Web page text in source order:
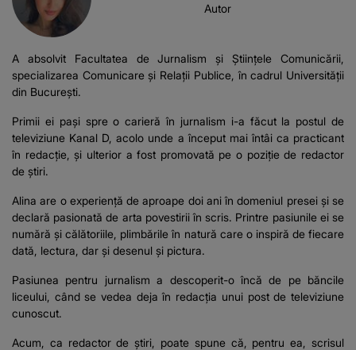
Autor
A absolvit Facultatea de Jurnalism și Științele Comunicării,
specializarea Comunicare și Relații Publice, în cadrul Universității
din București.
Primii ei pași spre o carieră în jurnalism i-a făcut la postul de
televiziune Kanal D, acolo unde a început mai întâi ca practicant
în redacție, și ulterior a fost promovată pe o poziție de redactor
de știri.
Alina are o experiență de aproape doi ani în domeniul presei și se
declară pasionată de arta povestirii în scris. Printre pasiunile ei se
numără și călătoriile, plimbările în natură care o inspiră de fiecare
dată, lectura, dar și desenul și pictura.
Pasiunea pentru jurnalism a descoperit-o încă de pe băncile
liceului, când se vedea deja în redacția unui post de televiziune
cunoscut.
Acum, ca redactor de știri, poate spune că, pentru ea, scrisul